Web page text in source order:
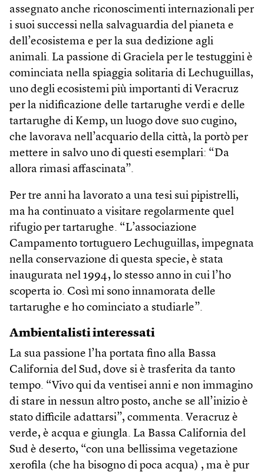
assegnato anche riconoscimenti internazionali per
i suoi successi nella salvaguardia del pianeta e
dell’ecosistema e per la sua dedizione agli
animali. La passione di Graciela per le testuggini è
cominciata nella spiaggia solitaria di Lechuguillas,
uno degli ecosistemi più importanti di Veracruz
per la nidificazione delle tartarughe verdi e delle
tartarughe di Kemp, un luogo dove suo cugino,
che lavorava nell’acquario della città, la portò per
mettere in salvo uno di questi esemplari: “Da
allora rimasi affascinata”.
Per tre anni ha lavorato a una tesi sui pipistrelli,
ma ha continuato a visitare regolarmente quel
rifugio per tartarughe. “L’associazione
Campamento tortuguero Lechuguillas, impegnata
nella conservazione di questa specie, è stata
inaugurata nel 1994, lo stesso anno in cui l’ho
scoperta io. Così mi sono innamorata delle
tartarughe e ho cominciato a studiarle”.
Ambientalisti interessati
La sua passione l’ha portata fino alla Bassa
California del Sud, dove si è trasferita da tanto
tempo. “Vivo qui da ventisei anni e non immagino
di stare in nessun altro posto, anche se all’inizio è
stato difficile adattarsi”, commenta. Veracruz è
verde, è acqua e giungla. La Bassa California del
Sud è deserto, “con una bellissima vegetazione
xerofila (che ha bisogno di poca acqua) , ma è pur